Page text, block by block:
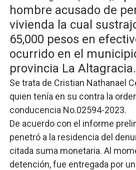
Lee Ballester a los que se
Operativo Interinstitucional
Trabajadores de la prensa y
Ministerio de Cultura anuncia
Más de 180 dirigentes
hombre acusado de
vivienda la cual
65,000 pesos en
ocurrido en el
provincia La Altagracia.
Se trata de Cristian Nathanael
quien tenía en su contra la
conducencia No.02594-2023.
De acuerdo con el informe
penetró a la residencia del
citada suma monetaria. Al
detención, fue entregada por